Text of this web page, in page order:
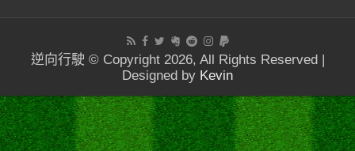
逆向行駛 © Copyright 2026, All Rights Reserved |
Designed by Kevin